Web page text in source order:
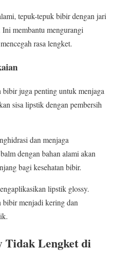
tepuk-tepuk bibir dengan jari
membantu mengurangi
rasa lengket.
bibir juga penting untuk menjaga
sisa lipstik dengan pembersih
dan menjaga
dengan bahan alami akan
bagi kesehatan bibir.
lipstik glossy.
bibir menjadi kering dan
Tidak Lengket di